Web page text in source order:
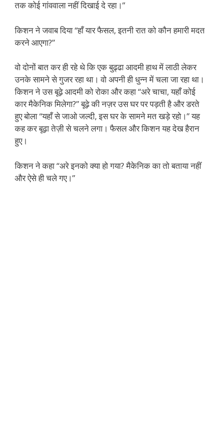
तक कोई गांववाला नहीं दिखाई दे रहा।”
किशन ने जवाब दिया “हाँ यार फैसल, इतनी रात को कौन हमारी मदत
करने आएगा?”
वो दोनों बात कर ही रहे थे कि एक बुढ्ढा आदमी हाथ में लाठी लेकर
उनके सामने से गुजर रहा था। वो अपनी ही धुन्न में चला जा रहा था।
किशन ने उस बूढ़े आदमी को रोका और कहा “अरे चाचा, यहाँ कोई
कार मैकेनिक मिलेगा?” बूढ़े की नज़र उस घर पर पड़ती है और डरते
हुए बोला “यहाँ से जाओ जल्दी, इस घर के सामने मत खड़े रहो।” यह
कह कर बूढ़ा तेज़ी से चलने लगा। फैसल और किशन यह देख हैरान
हुए।
किशन ने कहा “अरे इनको क्या हो गया? मैकेनिक का तो बताया नहीं
और ऐसे ही चले गए।”